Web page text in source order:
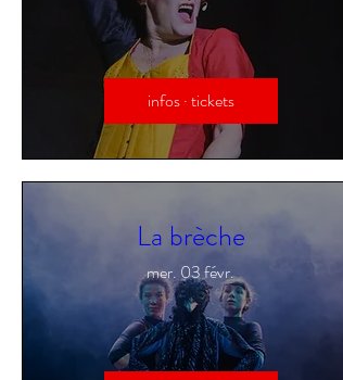
infos · tickets
La brèche
mer. 03 févr.